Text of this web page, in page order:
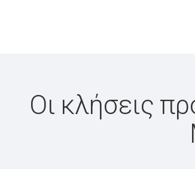
Οι κλήσεις